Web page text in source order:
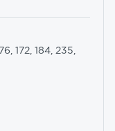
172, 184, 235,